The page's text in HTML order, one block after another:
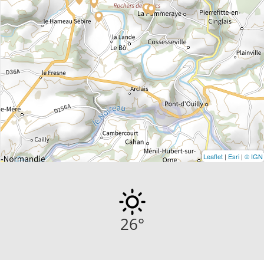
Leaflet | Esri | © IGN
26°